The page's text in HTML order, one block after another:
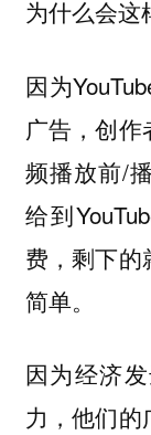
为什么会这
因为
广告，创
频播放前/
给到
费，剩下
简单。
因为经济
力，他们